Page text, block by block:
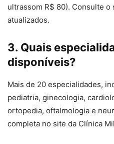
ultrassom R$ 80). Consulte
atualizados.
3. Quais
disponíveis?
Mais de 20 especialidades,
pediatria, ginecologia,
ortopedia, oftalmologia e
completa no site da Clínica